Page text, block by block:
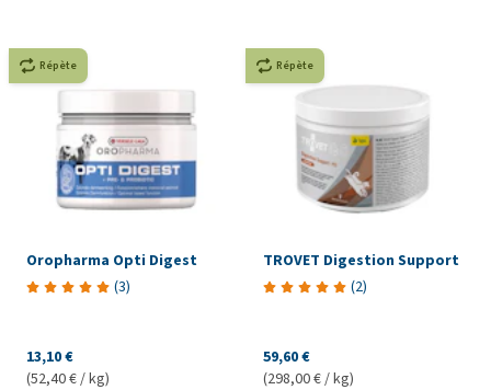
Répète
Oropharma Opti Digest
(3)
13,10 €
(52,40 € / kg)
Répète
TROVET Digestion Support
(2)
59,60 €
(298,00 € / kg)